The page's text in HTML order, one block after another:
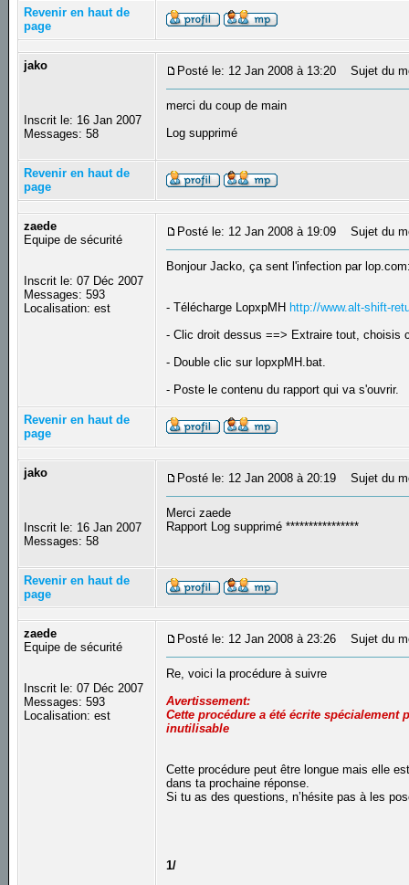
Revenir en haut de
page
jako
Inscrit le: 16 Jan 2007
Messages: 58
Posté le: 12 Jan 2008 à 13:20 Sujet du
merci du coup de main
Log supprimé
Revenir en haut de
page
zaede
Equipe de sécurité
Inscrit le: 07 Déc 2007
Messages: 593
Localisation: est
Posté le: 12 Jan 2008 à 19:09 Sujet du
Bonjour Jacko, ça sent l'infection par
- Télécharge LopxpMH http://www.alt-shift-
- Clic droit dessus ==> Extraire tout, choisis
- Double clic sur lopxpMH.bat.
- Poste le contenu du rapport qui va s'ouvrir.
Revenir en haut de
page
jako
Inscrit le: 16 Jan 2007
Messages: 58
Posté le: 12 Jan 2008 à 20:19 Sujet du
Merci zaede
Rapport Log supprimé ****************
Revenir en haut de
page
zaede
Equipe de sécurité
Inscrit le: 07 Déc 2007
Messages: 593
Localisation: est
Posté le: 12 Jan 2008 à 23:26 Sujet du
Re, voici la procédure à suivre
Avertissement:
Cette procédure a été écrite
inutilisable
Cette procédure peut être longue mais elle
dans ta prochaine réponse.
Si tu as des questions, n’hésite pas à les
1/